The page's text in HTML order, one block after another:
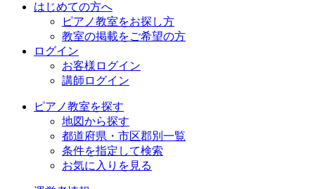
はじめての方へ
ピアノ教室をお探し方
教室の掲載をご希望の方
ログイン
お客様ログイン
講師ログイン
ピアノ教室を探す
地図から探す
都道府県・市区郡別一覧
条件を指定して検索
お気に入りを見る